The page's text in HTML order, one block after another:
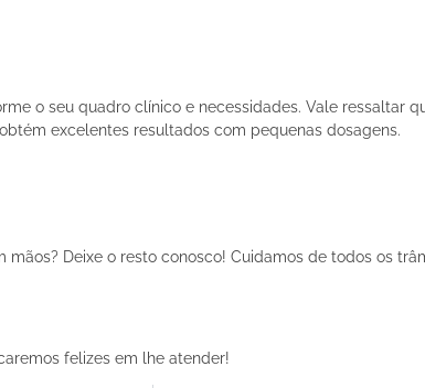
o seu quadro clínico e necessidades. Vale ressaltar
excelentes resultados com pequenas dosagens.
Deixe o resto conosco! Cuidamos de todos os
felizes em lhe atender!